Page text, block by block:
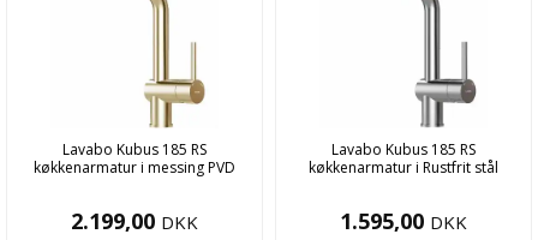
Lavabo Kubus 185 RS
køkkenarmatur i messing PVD
2.199,00 DKK
Lavabo Kubus 185 RS
køkkenarmatur i Rustfrit stål
1.595,00 DKK